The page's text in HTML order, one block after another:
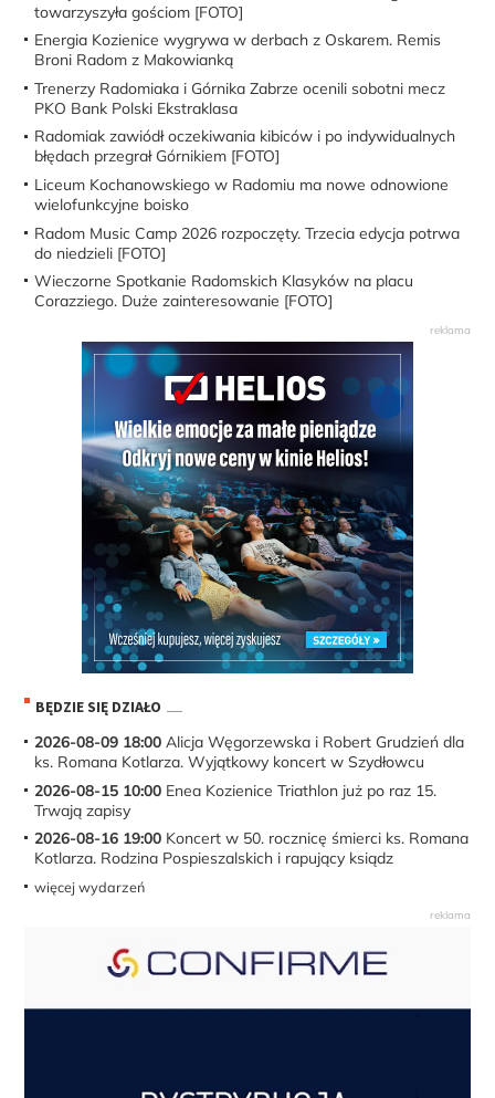
towarzyszyła gościom [FOTO]
Energia Kozienice wygrywa w derbach z Oskarem. Remis
Broni Radom z Makowianką
Trenerzy Radomiaka i Górnika Zabrze ocenili sobotni mecz
PKO Bank Polski Ekstraklasa
Radomiak zawiódł oczekiwania kibiców i po indywidualnych
błędach przegrał Górnikiem [FOTO]
Liceum Kochanowskiego w Radomiu ma nowe odnowione
wielofunkcyjne boisko
Radom Music Camp 2026 rozpoczęty. Trzecia edycja potrwa
do niedzieli [FOTO]
Wieczorne Spotkanie Radomskich Klasyków na placu
Corazziego. Duże zainteresowanie [FOTO]
BĘDZIE SIĘ DZIAŁO
2026-08-09 18:00 Alicja Węgorzewska i Robert Grudzień dla
ks. Romana Kotlarza. Wyjątkowy koncert w Szydłowcu
2026-08-15 10:00 Enea Kozienice Triathlon już po raz 15.
Trwają zapisy
2026-08-16 19:00 Koncert w 50. rocznicę śmierci ks. Romana
Kotlarza. Rodzina Pospieszalskich i rapujący ksiądz
więcej wydarzeń